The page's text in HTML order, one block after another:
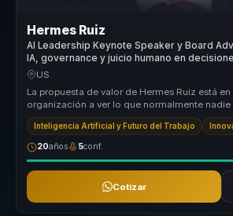
Hermes Ruiz
AI Leadership Keynote Speaker y Board
IA, governance y juicio humano en
boards y organizations.
US
La propuesta de valor de Hermes Ruiz está en
organización a ver lo que normalmente nadie
el problema no e...
Inteligencia Artificial y Futuro del Trabajo
20años 5conf.
Cotizar